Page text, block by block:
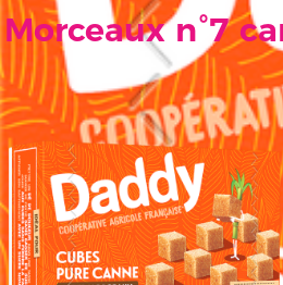
Morceaux n°7